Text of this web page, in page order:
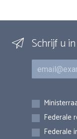
Schrijf u
E-mail
Inschrijvingen
Federale
Federale